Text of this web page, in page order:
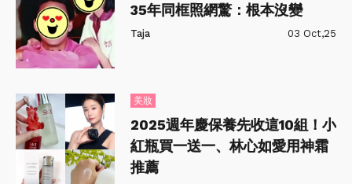
35年同框照網驚：根本沒變
Taja 03 Oct,25
美妝
2025週年慶保養先收這10組！小
紅瓶買一送一、林心如愛用神霜
推薦